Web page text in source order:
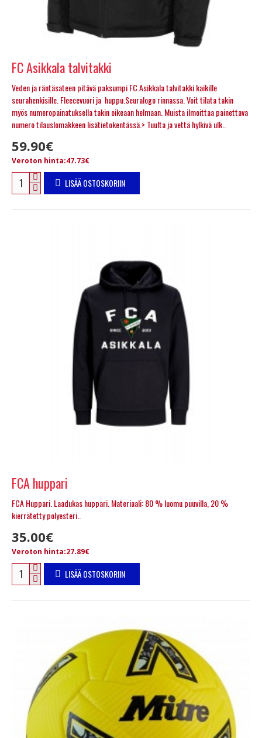
FC Asikkala talvitakki
Veden ja räntäsateen pitävä paksumpi FC Asikkala talvitakki kaikille
seurahenkisille. Fleecevuori ja huppu.Seuralogo rinnassa. Voit tilata takin
myös numeropainatuksella takin oikeaan helmaan. Muista ilmoittaa painettava
numero tilauslomakkeen lisätietokentässä.> Tuulta ja vettä hylkivä ulk..
59.90€
Veroton hinta:47.73€
LISÄÄ OSTOSKORIIN
FCA huppari
FCA Huppari. Laadukas huppari. Materiaali: 80 % luomu puuvilla, 20 %
kierrätetty polyesteri..
35.00€
Veroton hinta:27.89€
LISÄÄ OSTOSKORIIN